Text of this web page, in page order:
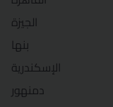
الجيزة
بنها
الإسكندرية
دمنهور